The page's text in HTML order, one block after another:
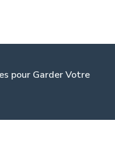
pour Garder Votre